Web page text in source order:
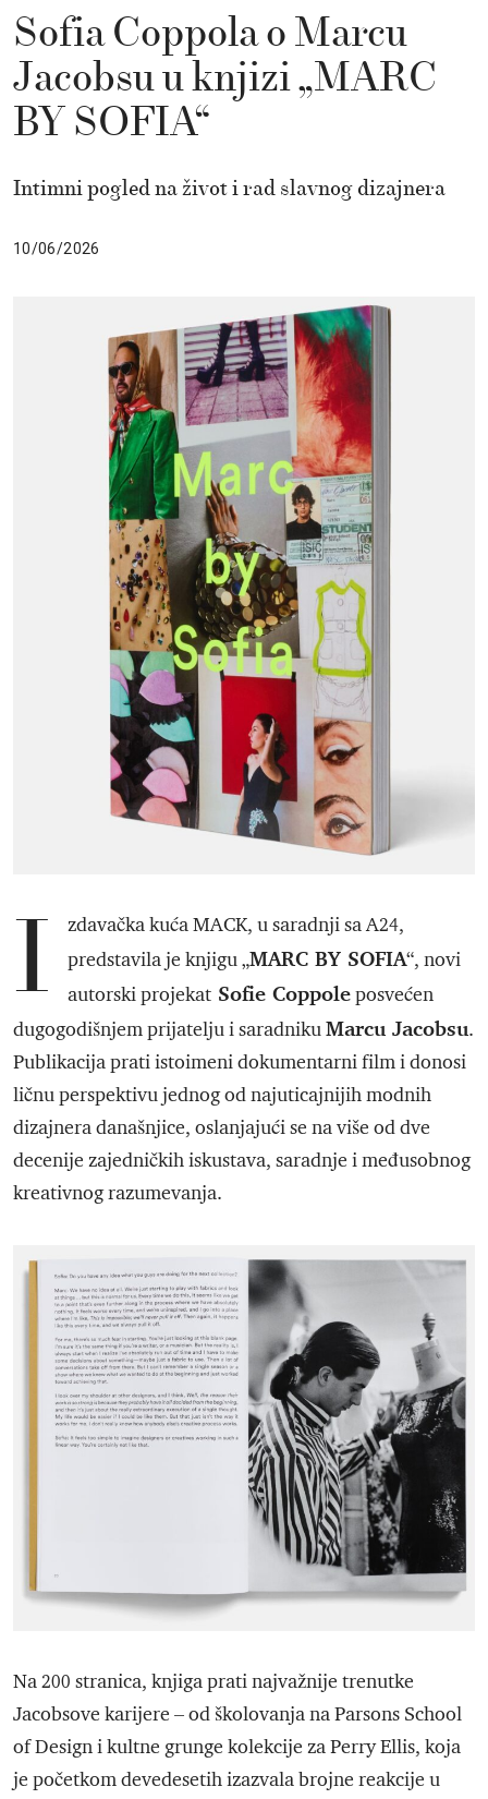
Sofia Coppola o Marcu
Jacobsu u knjizi „MARC
BY SOFIA“
Intimni pogled na život i rad slavnog dizajnera
10/06/2026
I
zdavačka kuća MACK, u saradnji sa A24,
predstavila je knjigu „MARC BY SOFIA“, novi
autorski projekat Sofie Coppoleposvećen
dugogodišnjem prijatelju i saradnikuMarcu Jacobsu.
Publikacija prati istoimeni dokumentarni film i donosi
ličnu perspektivu jednog od najuticajnijih modnih
dizajnera današnjice, oslanjajući se na više od dve
decenije zajedničkih iskustava, saradnje i međusobnog
kreativnog razumevanja.
Na 200 stranica, knjiga prati najvažnije trenutke
Jacobsove karijere – od školovanja na Parsons School
of Design i kultne grunge kolekcije za Perry Ellis, koja
je početkom devedesetih izazvala brojne reakcije u